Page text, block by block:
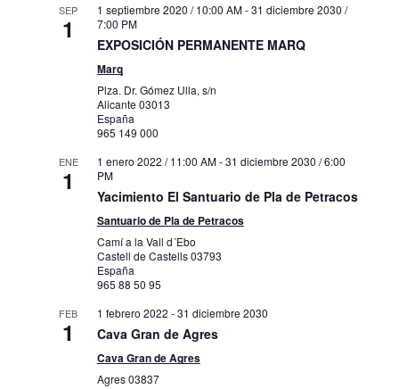
SEP
1
1 septiembre 2020 / 10:00 AM-31 diciembre 2030 /
7:00 PM
EXPOSICIÓN PERMANENTE MARQ
Marq
Plza. Dr. Gómez Ulla, s/n
Alicante 03013
España
965 149 000
ENE
1
1 enero 2022 / 11:00 AM-31 diciembre 2030 / 6:00
PM
Yacimiento El Santuario de Pla de Petracos
Santuario de Pla de Petracos
Camí a la Vall d´Ebo
Castell de Castells03793
España
965 88 50 95
FEB
1
1 febrero 2022 -31 diciembre 2030
Cava Gran de Agres
Cava Gran de Agres
Agres03837